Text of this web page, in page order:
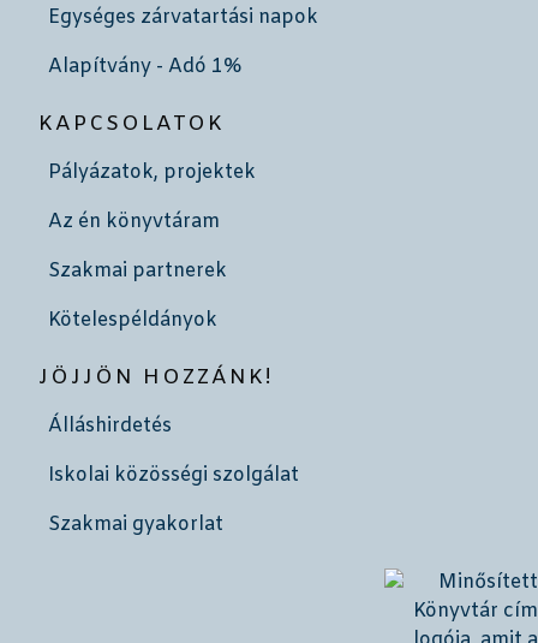
Egységes zárvatartási napok
Alapítvány - Adó 1%
KAPCSOLATOK
Pályázatok, projektek
Az én könyvtáram
Szakmai partnerek
Kötelespéldányok
JÖJJÖN HOZZÁNK!
Álláshirdetés
Iskolai közösségi szolgálat
Szakmai gyakorlat